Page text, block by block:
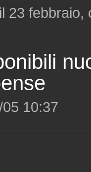
23 febbraio,
10:37